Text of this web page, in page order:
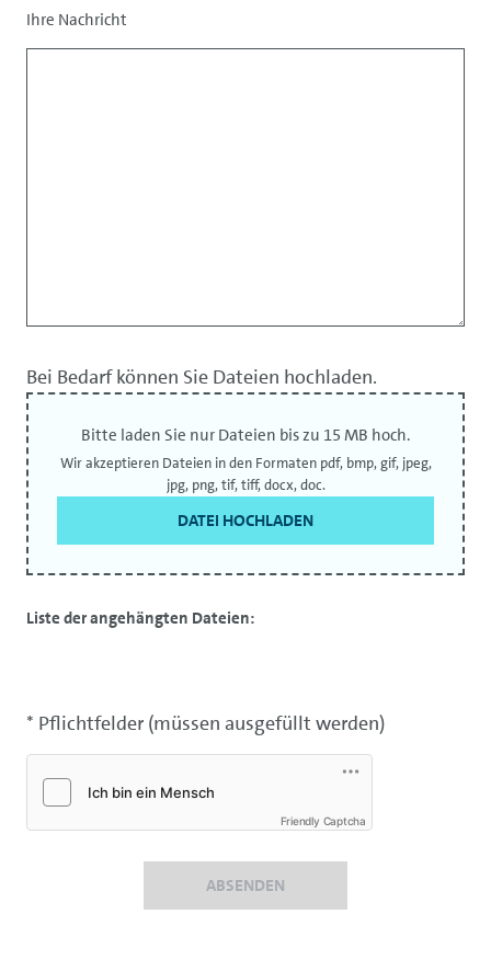
Ihre Nachricht
Bei Bedarf können Sie Dateien hochladen.
Bitte laden Sie nur Dateien bis zu 15 MB hoch.
Wir akzeptieren Dateien in den Formaten pdf, bmp, gif, jpeg,
jpg, png, tif, tiff, docx, doc.
DATEI HOCHLADEN
Liste der angehängten Dateien:
* Pflichtfelder (müssen ausgefüllt werden)
Friendly Captcha
ABSENDEN